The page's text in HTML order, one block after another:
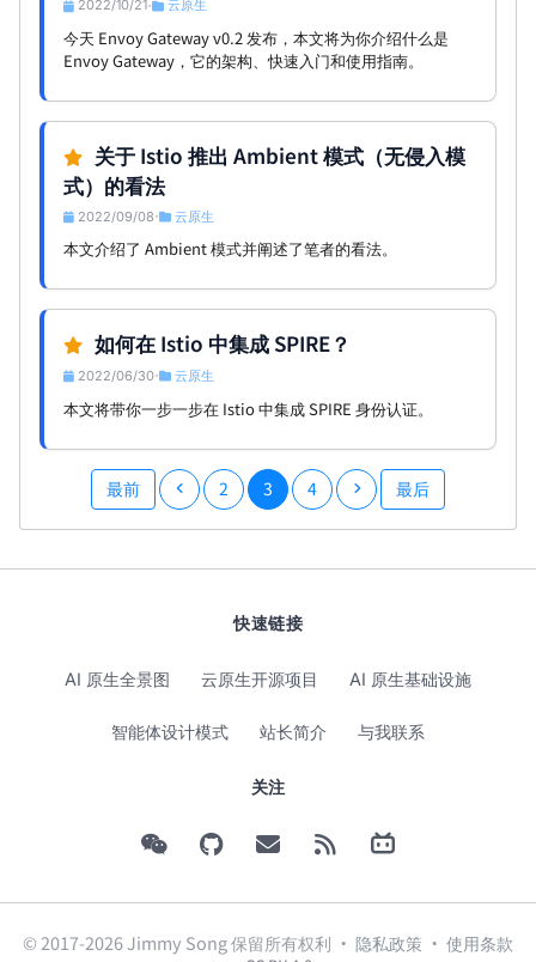
2022/10/21• 云原生
今天 Envoy Gateway v0.2 发布，本文将为你介绍什么是
Envoy Gateway，它的架构、快速入门和使用指南。
关于 Istio 推出 Ambient 模式（无侵入模
式）的看法
2022/09/08 • 云原生
本文介绍了 Ambient 模式并阐述了笔者的看法。
如何在 Istio 中集成 SPIRE？
2022/06/30• 云原生
本文将带你一步一步在 Istio 中集成 SPIRE 身份认证。
最前 2 3 4 最后
快速链接
AI 原生全景图 云原生开源项目 AI 原生基础设施
智能体设计模式 站长简介 与我联系
关注
© 2017-2026 Jimmy Song 保留所有权利 · 隐私政策 · 使用条款